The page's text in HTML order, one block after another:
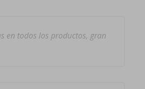
en todos los productos, gran